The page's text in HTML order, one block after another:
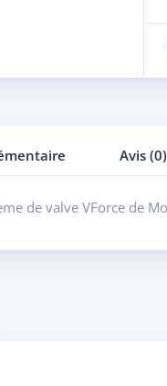
Avis (0)
de valve VForce de